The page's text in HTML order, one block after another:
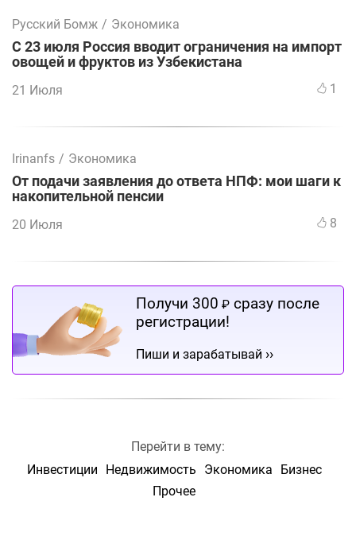
Русский Бомж / Экономика
С 23 июля Россия вводит ограничения на импорт
овощей и фруктов из Узбекистана
21 Июля 1
Irinanfs / Экономика
От подачи заявления до ответа НПФ: мои шаги к
накопительной пенсии
20 Июля 8
Получи 300 ₽ сразу после
регистрации!
Пиши и зарабатывай ››
Перейти в тему:
Инвестиции
Недвижимость Экономика
Бизнес
Прочее